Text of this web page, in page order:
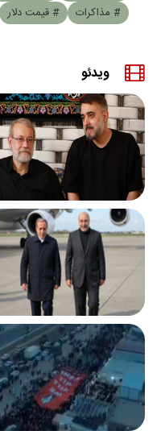
# مذاکرات
# قیمت دلار
ویدئو